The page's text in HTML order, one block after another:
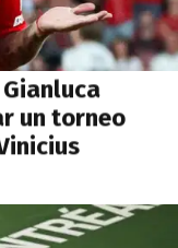
un torneo